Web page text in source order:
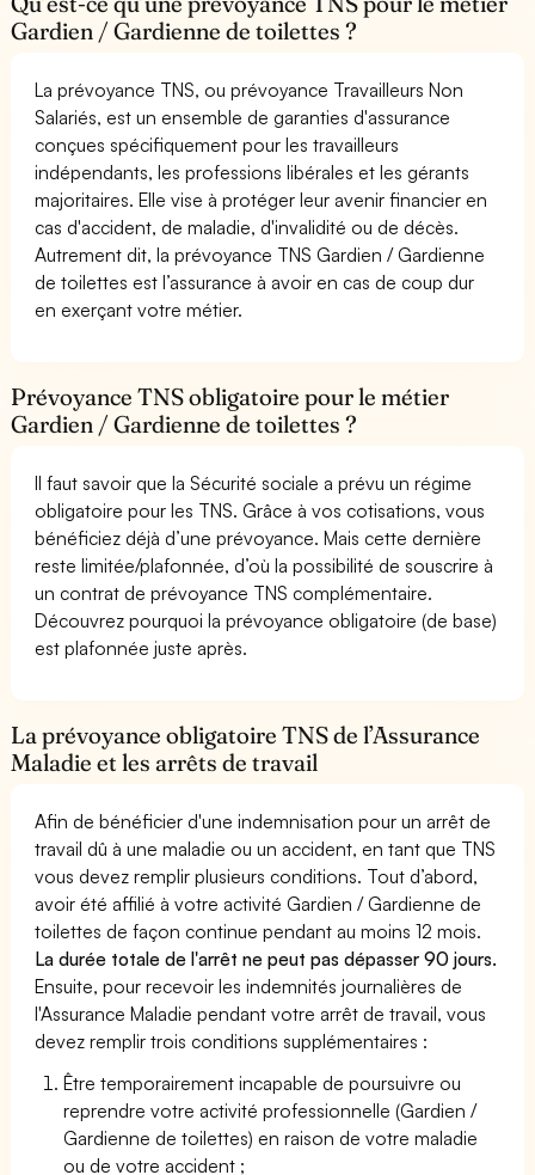
Gardien / Gardienne de toilettes ?
La prévoyance TNS, ou prévoyance Travailleurs Non
Salariés, est un ensemble de garanties d'assurance
conçues spécifiquement pour les travailleurs
indépendants, les professions libérales et les gérants
majoritaires. Elle vise à protéger leur avenir financier en
cas d'accident, de maladie, d'invalidité ou de décès.
Autrement dit, la prévoyance TNS Gardien / Gardienne
de toilettes est l’assurance à avoir en cas de coup dur
en exerçant votre métier.
Prévoyance TNS obligatoire pour le métier
Gardien / Gardienne de toilettes ?
Il faut savoir que la Sécurité sociale a prévu un régime
obligatoire pour les TNS. Grâce à vos cotisations, vous
bénéficiez déjà d’une prévoyance. Mais cette dernière
reste limitée/plafonnée, d’où la possibilité de souscrire à
un contrat de prévoyance TNS complémentaire.
Découvrez pourquoi la prévoyance obligatoire (de base)
est plafonnée juste après.
La prévoyance obligatoire TNS de l’Assurance
Maladie et les arrêts de travail
Afin de bénéficier d'une indemnisation pour un arrêt de
travail dû à une maladie ou un accident, en tant que TNS
vous devez remplir plusieurs conditions. Tout d’abord,
avoir été affilié à votre activité Gardien / Gardienne de
toilettes de façon continue pendant au moins 12 mois.
La durée totale de l'arrêt ne peut pas dépasser 90 jours.
Ensuite, pour recevoir les indemnités journalières de
l'Assurance Maladie pendant votre arrêt de travail, vous
devez remplir trois conditions supplémentaires :
Être temporairement incapable de poursuivre ou
reprendre votre activité professionnelle (Gardien /
Gardienne de toilettes) en raison de votre maladie
ou de votre accident ;